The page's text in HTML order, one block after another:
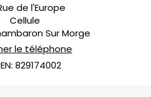
de l'Europe
Cellule
Sur Morge
le téléphone
829174002